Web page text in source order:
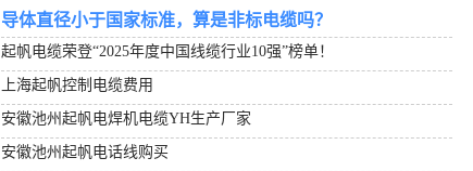
导体直径小于国家标准，算是非标电缆吗？
起帆电缆荣登“2025年度中国线缆行业10强”榜单！
上海起帆控制电缆费用
安徽池州起帆电焊机电缆YH生产厂家
安徽池州起帆电话线购买